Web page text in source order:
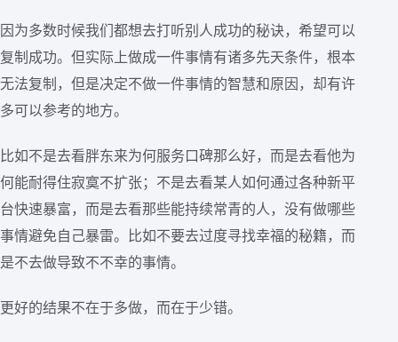
因为多数时候我们都想去打听别人成功的秘诀，希望可以
复制成功。但实际上做成一件事情有诸多先天条件，根本
无法复制，但是决定不做一件事情的智慧和原因，却有许
多可以参考的地方。
比如不是去看胖东来为何服务口碑那么好，而是去看他为
何能耐得住寂寞不扩张；不是去看某人如何通过各种新平
台快速暴富，而是去看那些能持续常青的人，没有做哪些
事情避免自己暴雷。比如不要去过度寻找幸福的秘籍，而
是不去做导致不不幸的事情。
更好的结果不在于多做，而在于少错。